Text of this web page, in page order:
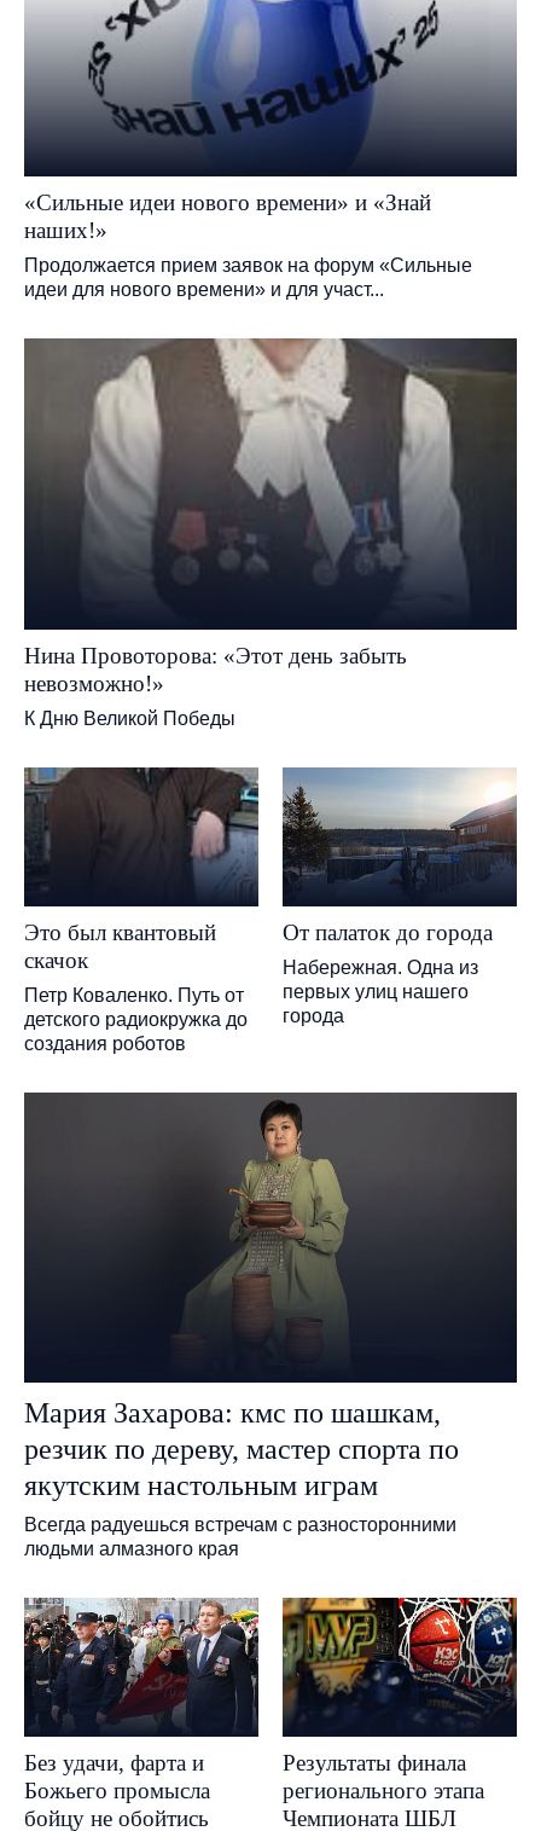
«Сильные идеи нового времени» и «Знай
наших!»
Продолжается прием заявок на форум «Сильные
идеи для нового времени» и для участ...
Нина Провоторова: «Этот день забыть
невозможно!»
К Дню Великой Победы
Это был квантовый
скачок
Петр Коваленко. Путь от
детского радиокружка до
создания роботов
От палаток до города
Набережная. Одна из
первых улиц нашего
города
Мария Захарова: кмс по шашкам,
резчик по дереву, мастер спорта по
якутским настольным играм
Всегда радуешься встречам с разносторонними
людьми алмазного края
Без удачи, фарта и
Божьего промысла
бойцу не обойтись
Результаты финала
регионального этапа
Чемпионата ШБЛ